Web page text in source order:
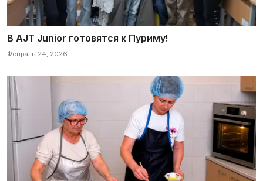
В AJT Junior готовятся к Пуриму!
Февраль 24, 2026